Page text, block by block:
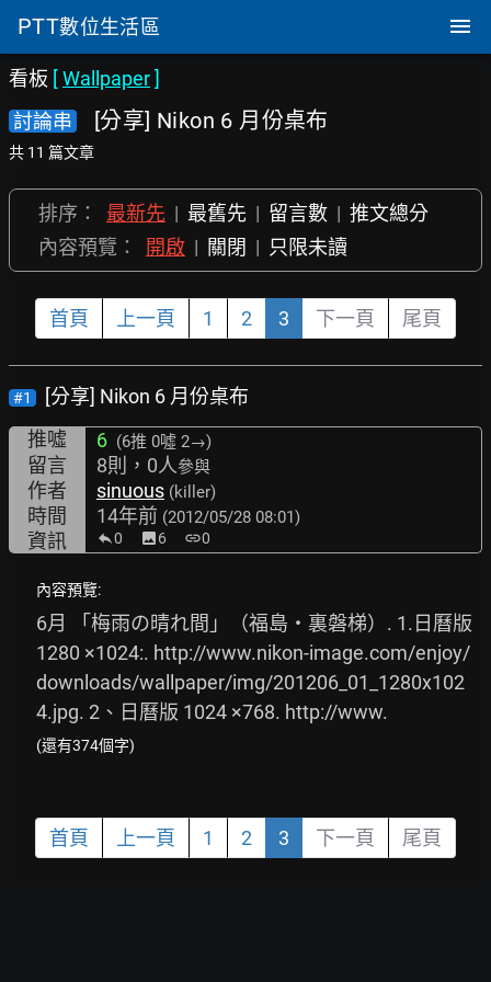
PTT數位生活區
看板 [Wallpaper]
討論串
[分享] Nikon 6 月份桌布
共 11 篇文章
排序： 最新先 | 最舊先 | 留言數 | 推文總分
內容預覽：
開啟 | 關閉 | 只限未讀
首頁 上一頁 1 2 3 下一頁 尾頁
#1
[分享] Nikon 6 月份桌布
推噓
6 (6推 0噓 2→)
留言 8則，0人參與
作者 sinuous (killer)
時間 14年前 (2012/05/28 08:01)
資訊 0 image6 link0
內容預覽:
6月 「梅雨の晴れ間」（福島・裏磐梯）. 1.日曆版
1280 ×1024:. http://www.nikon-image.com/enjoy/
downloads/wallpaper/img/201206_01_1280x102
4.jpg. 2、日曆版 1024 ×768. http://www.
(還有374個字)
首頁 上一頁 1 2 3 下一頁 尾頁